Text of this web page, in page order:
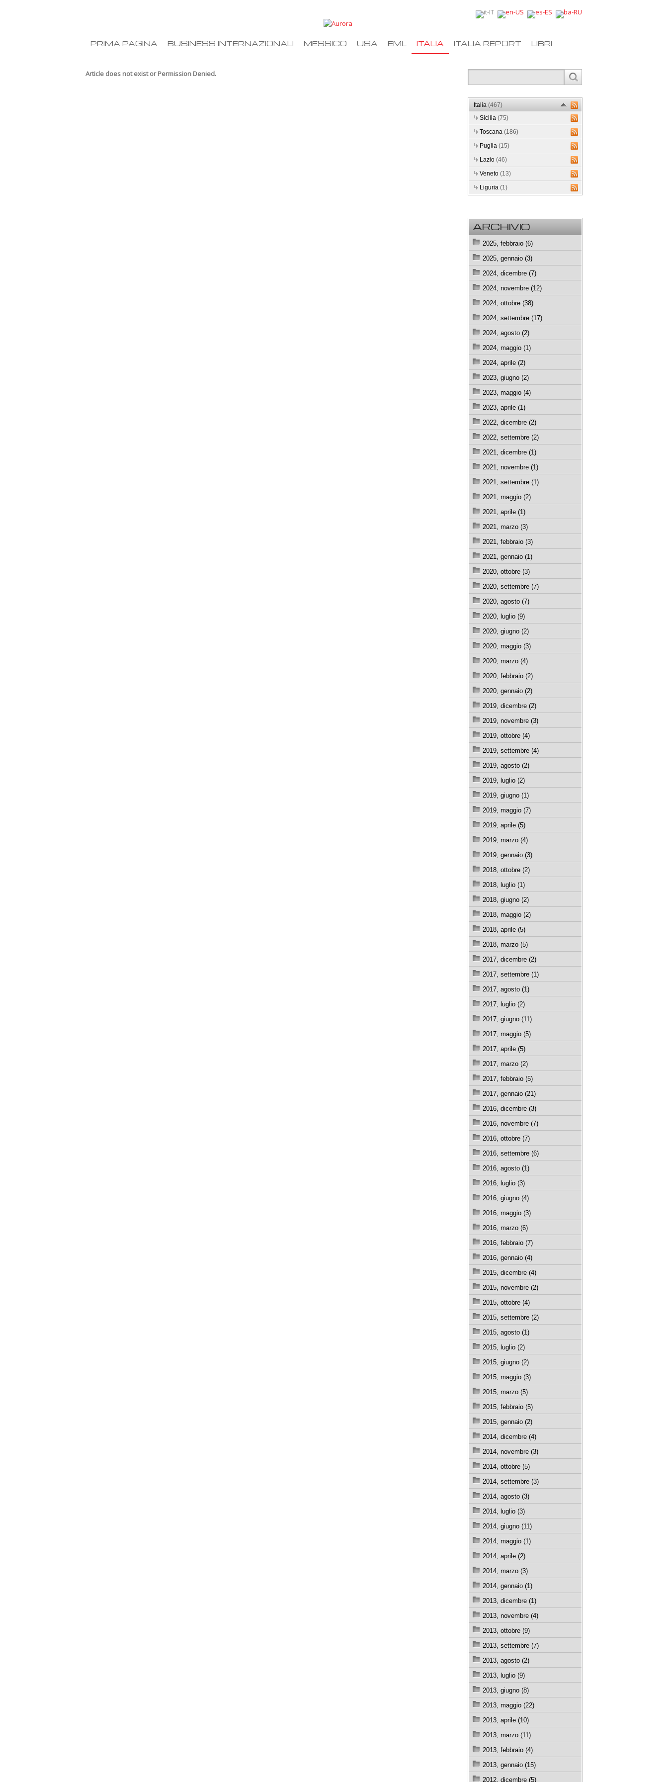
PRIMA PAGINA BUSINESS INTERNAZIONALI MESSICO USA EML ITALIA ITALIA REPORT LIBRI
Article does not exist or Permission Denied.
Italia(467)
Sicilia(75)
Toscana(186)
Puglia(15)
Lazio(46)
Veneto(13)
Liguria(1)
ARCHIVIO
2025, febbraio (6)
2025, gennaio (3)
2024, dicembre (7)
2024, novembre (12)
2024, ottobre (38)
2024, settembre (17)
2024, agosto (2)
2024, maggio (1)
2024, aprile (2)
2023, giugno (2)
2023, maggio (4)
2023, aprile (1)
2022, dicembre (2)
2022, settembre (2)
2021, dicembre (1)
2021, novembre (1)
2021, settembre (1)
2021, maggio (2)
2021, aprile (1)
2021, marzo (3)
2021, febbraio (3)
2021, gennaio (1)
2020, ottobre (3)
2020, settembre (7)
2020, agosto (7)
2020, luglio (9)
2020, giugno (2)
2020, maggio (3)
2020, marzo (4)
2020, febbraio (2)
2020, gennaio (2)
2019, dicembre (2)
2019, novembre (3)
2019, ottobre (4)
2019, settembre (4)
2019, agosto (2)
2019, luglio (2)
2019, giugno (1)
2019, maggio (7)
2019, aprile (5)
2019, marzo (4)
2019, gennaio (3)
2018, ottobre (2)
2018, luglio (1)
2018, giugno (2)
2018, maggio (2)
2018, aprile (5)
2018, marzo (5)
2017, dicembre (2)
2017, settembre (1)
2017, agosto (1)
2017, luglio (2)
2017, giugno (11)
2017, maggio (5)
2017, aprile (5)
2017, marzo (2)
2017, febbraio (5)
2017, gennaio (21)
2016, dicembre (3)
2016, novembre (7)
2016, ottobre (7)
2016, settembre (6)
2016, agosto (1)
2016, luglio (3)
2016, giugno (4)
2016, maggio (3)
2016, marzo (6)
2016, febbraio (7)
2016, gennaio (4)
2015, dicembre (4)
2015, novembre (2)
2015, ottobre (4)
2015, settembre (2)
2015, agosto (1)
2015, luglio (2)
2015, giugno (2)
2015, maggio (3)
2015, marzo (5)
2015, febbraio (5)
2015, gennaio (2)
2014, dicembre (4)
2014, novembre (3)
2014, ottobre (5)
2014, settembre (3)
2014, agosto (3)
2014, luglio (3)
2014, giugno (11)
2014, maggio (1)
2014, aprile (2)
2014, marzo (3)
2014, gennaio (1)
2013, dicembre (1)
2013, novembre (4)
2013, ottobre (9)
2013, settembre (7)
2013, agosto (2)
2013, luglio (9)
2013, giugno (8)
2013, maggio (22)
2013, aprile (10)
2013, marzo (11)
2013, febbraio (4)
2013, gennaio (15)
2012, dicembre (5)